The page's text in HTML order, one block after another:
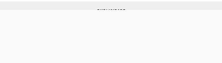
PUBLICIDADE